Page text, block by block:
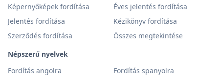
Képernyőképek fordítása
Éves jelentés fordítása
Jelentés fordítása
Kézikönyv fordítása
Szerződés fordítása
Összes megtekintése
Népszerű nyelvek
Fordítás angolra
Fordítás spanyolra